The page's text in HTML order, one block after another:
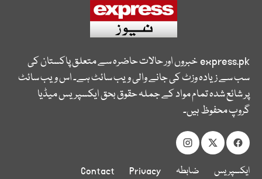
express.pkخبروں اور حالات حاضرہ سے متعلق پاکستان کی
سب سے زیادہ وزٹ کی جانے والی ویب سائٹ ہے۔ اس ویب سائٹ
پر شائع شدہ تمام مواد کے جملہ حقوق بحق ایکسپریس میڈیا
گروپ محفوظ ہیں۔
ایکسپریس ضابطہ Privacy
Contact